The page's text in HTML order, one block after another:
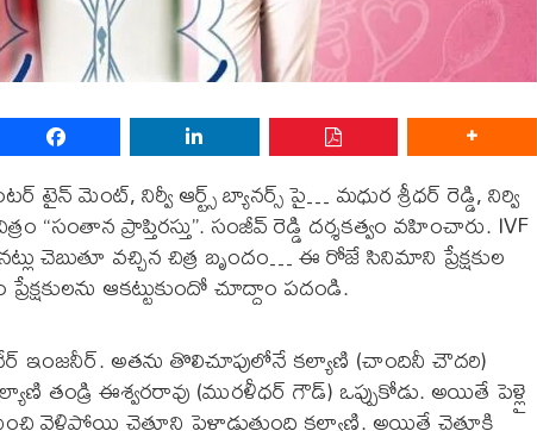
మెంట్, నిర్వీ ఆర్ట్స్ బ్యానర్స్ పై… మధుర శ్రీధర్ రెడ్డి, నిర్వి
“సంతాన ప్రాప్తిరస్తు”. సంజీవ్ రెడ్డి దర్శకత్వం వహించారు. IVF
చెబుతూ వచ్చిన చిత్ర బృందం… ఈ రోజే సినిమాని ప్రేక్షకుల
ఆకట్టుకుందో చూద్దాం పదండి.
ఇంజనీర్. అతను తొలిచూపులోనే కల్యాణి (చాందినీ చౌదరి)
తండ్రి ఈశ్వరరావు (మురళీధర్ గౌడ్) ఒప్పుకోడు. అయితే పెళ్లై
వెళ్లిపోయి చైతూని పెళ్లాడుతుంది కల్యాణి. అయితే చైతూకి